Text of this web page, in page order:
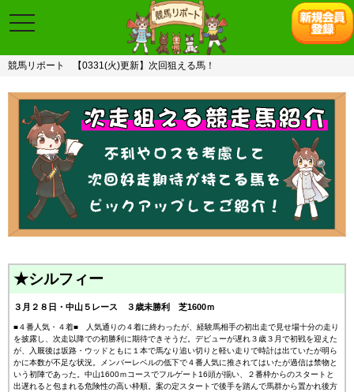
toggle
navigation
競馬リポート 【0331(火)更新】次回狙える馬！
★シルフィー
３月２８日・中山５レース ３歳未勝利 芝1600ｍ
■４番人気・４着■ 人気通りの４着に終わったが、経験馬相手の初出走で見せ場十分の走り
を披露し、次走以降での初勝利に期待できそうだ。デビューが遅れ３歳３月で初戦を迎えた
が、入厩後は坂路・ウッドともに１本で馬なり追い切りと軽い走りで時計は出ていたが明ら
かに本数が不足な状況。メンバーレベルの低下で４番人気に推されてはいたが過信は禁物と
いう初陣であった。中山1600ｍコースでフルゲート16頭が揃い、２番枠からのスタートと
出遅れると包まれる危険性の高い枠順。案の定スタートで後手を踏んで馬群から置かれ後方